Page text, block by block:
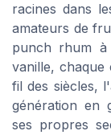
racines dans
amateurs de
punch rhum
vanille, chaque
fil des siècles,
génération en
ses propres